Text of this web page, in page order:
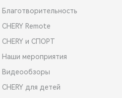
Благотворительность
CHERY Remote
CHERY и СПОРТ
Наши мероприятия
Видеообзоры
CHERY для детей